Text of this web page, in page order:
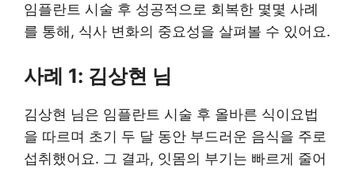
임플란트 시술 후 성공적으로 회복한 몇몇 사례
를 통해, 식사 변화의 중요성을 살펴볼 수 있어요.
사례 1: 김상현 님
김상현 님은 임플란트 시술 후 올바른 식이요법
을 따르며 초기 두 달 동안 부드러운 음식을 주로
섭취했어요. 그 결과, 잇몸의 부기는 빠르게 줄어